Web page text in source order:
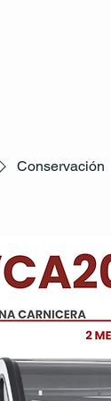
Conservación